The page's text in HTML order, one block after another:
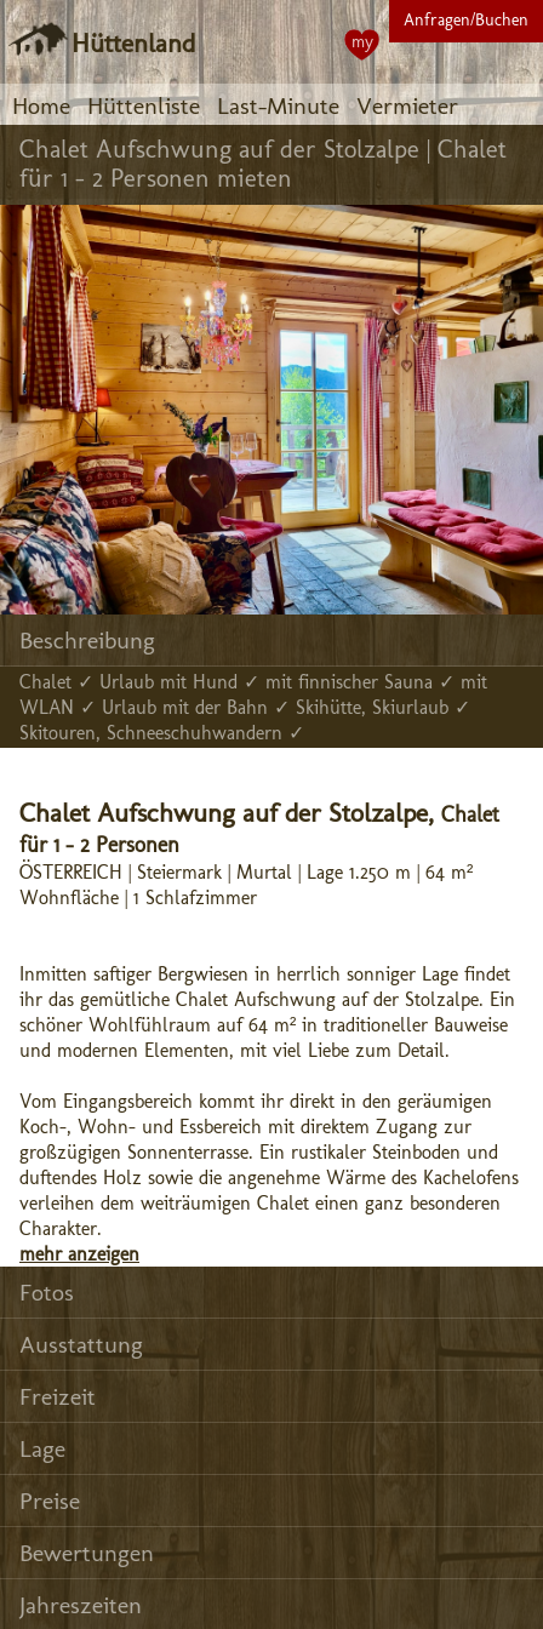
Hüttenland
Home Hüttenliste Last-Minute Vermieter
Anfragen/Buchen
my
Chalet Aufschwung auf der Stolzalpe | Chalet
für 1 - 2 Personen mieten
Beschreibung
Chalet ✓ Urlaub mit Hund ✓ mit finnischer Sauna ✓ mit
WLAN ✓ Urlaub mit der Bahn ✓ Skihütte, Skiurlaub ✓
Skitouren, Schneeschuhwandern ✓
Chalet Aufschwung auf der Stolzalpe, Chalet
für 1 - 2 Personen
ÖSTERREICH | Steiermark | Murtal | Lage 1.250 m | 64 m²
Wohnfläche | 1 Schlafzimmer
Inmitten saftiger Bergwiesen in herrlich sonniger Lage findet
ihr das gemütliche Chalet Aufschwung auf der Stolzalpe. Ein
schöner Wohlfühlraum auf 64 m² in traditioneller Bauweise
und modernen Elementen, mit viel Liebe zum Detail.
Vom Eingangsbereich kommt ihr direkt in den geräumigen
Koch-, Wohn- und Essbereich mit direktem Zugang zur
großzügigen Sonnenterrasse. Ein rustikaler Steinboden und
duftendes Holz sowie die angenehme Wärme des Kachelofens
verleihen dem weiträumigen Chalet einen ganz besonderen
Charakter.
mehr anzeigen
Fotos
Ausstattung
Freizeit
Lage
Preise
Bewertungen
Jahreszeiten